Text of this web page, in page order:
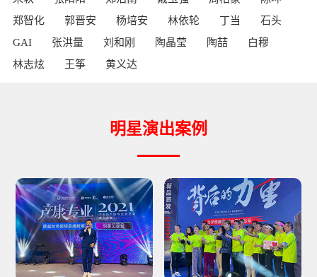
郑智化
郭晋安 杨培安 林依轮 丁当
石头
GAI
张洪量 刘和刚 陶晶莹 陶喆
白穆
林志炫
王筝 黄义达
明星演出案例